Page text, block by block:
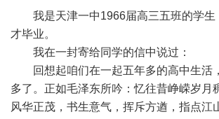
我是天津一中1966届高三五班的学生
才毕业。
我在一封寄给同学的信中说过：
回想起咱们在一起五年多的高中生活
多了。正如毛泽东所吟：忆往昔峥嵘岁月
风华正茂，书生意气，挥斥方遒，指点江